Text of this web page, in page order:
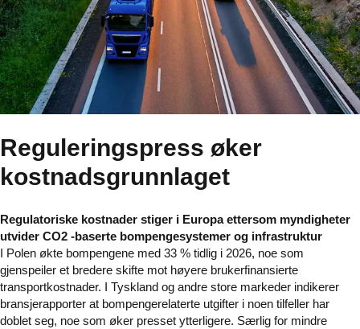
Reguleringspress øker
kostnadsgrunnlaget
Regulatoriske kostnader stiger i Europa ettersom myndigheter
utvider CO2 -baserte bompengesystemer og infrastruktur
I Polen økte bompengene med 33 % tidlig i 2026, noe som
gjenspeiler et bredere skifte mot høyere brukerfinansierte
transportkostnader. I Tyskland og andre store markeder indikerer
bransjerapporter at bompengerelaterte utgifter i noen tilfeller har
doblet seg, noe som øker presset ytterligere. Særlig for mindre